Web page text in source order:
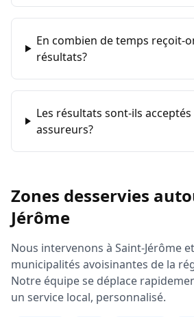
En combien de temps reçoit-
résultats?
Les résultats sont-ils acceptés
assureurs?
Zones desservies
Jérôme
Nous intervenons à Saint-Jérôme
municipalités avoisinantes de la
Notre équipe se déplace
un service local, personnalisé.